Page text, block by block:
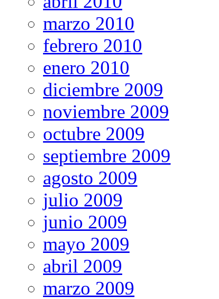
marzo 2010
febrero 2010
enero 2010
diciembre 2009
noviembre 2009
octubre 2009
septiembre 2009
agosto 2009
julio 2009
junio 2009
mayo 2009
abril 2009
marzo 2009